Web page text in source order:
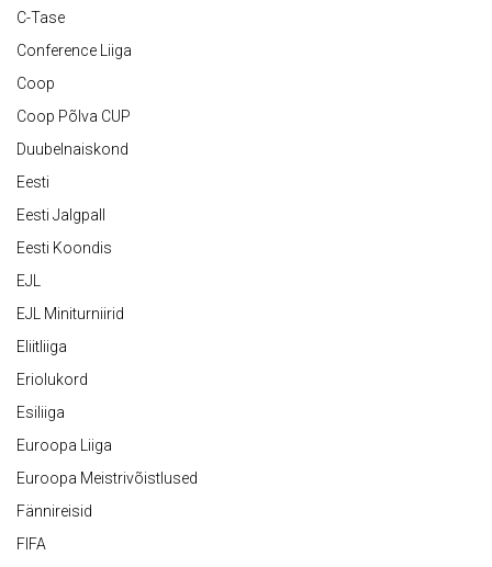
C-Tase
Conference Liiga
Coop
Coop Põlva CUP
Duubelnaiskond
Eesti
Eesti Jalgpall
Eesti Koondis
EJL
EJL Miniturniirid
Eliitliiga
Eriolukord
Esiliiga
Euroopa Liiga
Euroopa Meistrivõistlused
Fännireisid
FIFA